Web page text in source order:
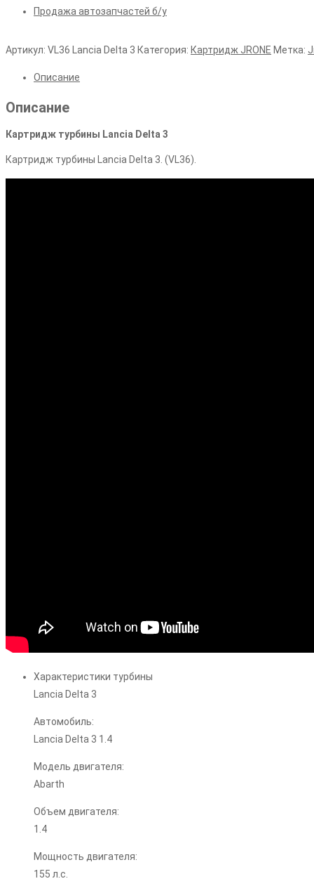
Продажа автозапчастей б/у
Артикул: VL36 Lancia Delta 3 Категория: Картридж JRONE Метка:
Описание
Описание
Картридж турбины Lancia Delta 3
Картридж турбины Lancia Delta 3. (VL36).
Характеристики турбины
Lancia Delta 3
Автомобиль:
Lancia Delta 3 1.4
Модель двигателя:
Abarth
Объем двигателя:
1.4
Мощность двигателя:
155 л.с.